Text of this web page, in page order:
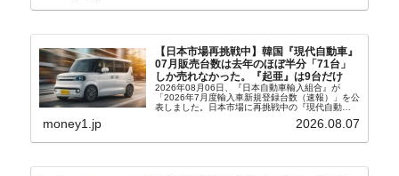
【日本市場再挑戦中】韓国『現代自動車』
07月販売台数は去年のほぼ半分「71台」
しか売れなかった。『起亜』は9台だけ
2026年08月06日、『日本自動車輸入組合』が
「2026年7月度輸入車新規登録台数（速報）」を公
表しました。日本市場に再挑戦中の『現代自動
台数はこの中に捉えられているはずです。先月から
money1.jp 2026.08.07